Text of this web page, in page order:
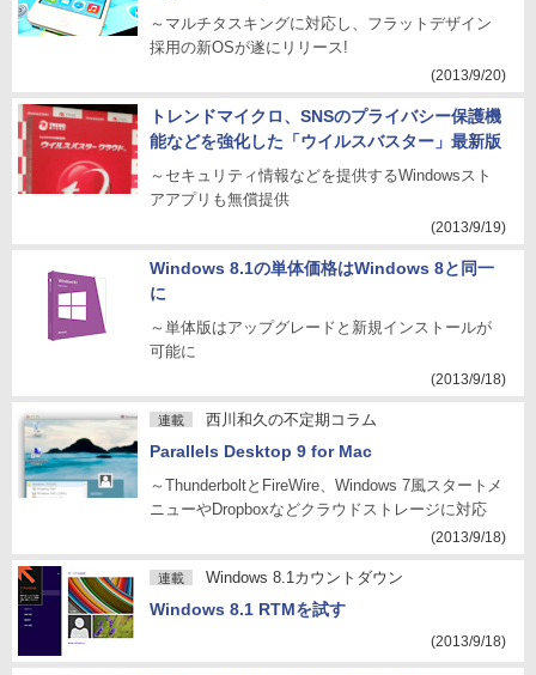
～マルチタスキングに対応し、フラットデザイン
採用の新OSが遂にリリース!
(2013/9/20)
トレンドマイクロ、SNSのプライバシー保護機
能などを強化した「ウイルスバスター」最新版
～セキュリティ情報などを提供するWindowsスト
アアプリも無償提供
(2013/9/19)
Windows 8.1の単体価格はWindows 8と同一
に
～単体版はアップグレードと新規インストールが
可能に
(2013/9/18)
連載 西川和久の不定期コラム
Parallels Desktop 9 for Mac
～ThunderboltとFireWire、Windows 7風スタートメ
ニューやDropboxなどクラウドストレージに対応
(2013/9/18)
連載 Windows 8.1カウントダウン
Windows 8.1 RTMを試す
(2013/9/18)